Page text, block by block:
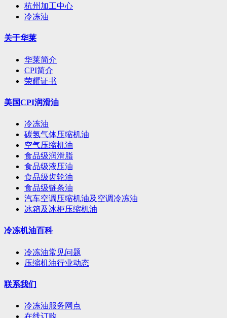
杭州加工中心
冷冻油
关于华莱
华莱简介
CPI简介
荣耀证书
美国CPI润滑油
冷冻油
碳氢气体压缩机油
空气压缩机油
食品级润滑脂
食品级液压油
食品级齿轮油
食品级链条油
汽车空调压缩机油及空调冷冻油
冰箱及冰柜压缩机油
冷冻机油百科
冷冻油常见问题
压缩机油行业动态
联系我们
冷冻油服务网点